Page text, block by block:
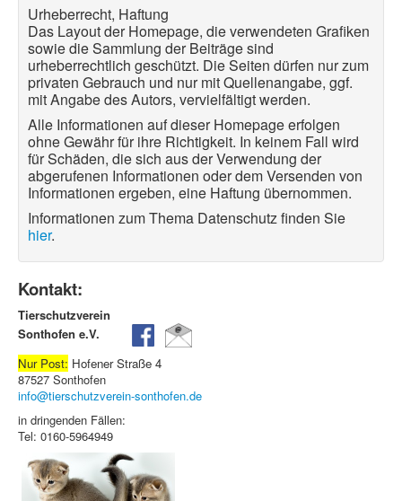
Urheberrecht, Haftung
Das Layout der Homepage, die verwendeten Grafiken
sowie die Sammlung der Beiträge sind
urheberrechtlich geschützt. Die Seiten dürfen nur zum
privaten Gebrauch und nur mit Quellenangabe, ggf.
mit Angabe des Autors, vervielfältigt werden.
Alle Informationen auf dieser Homepage erfolgen
ohne Gewähr für ihre Richtigkeit. In keinem Fall wird
für Schäden, die sich aus der Verwendung der
abgerufenen Informationen oder dem Versenden von
Informationen ergeben, eine Haftung übernommen.
Informationen zum Thema Datenschutz finden Sie
hier.
Kontakt:
Tierschutzverein
Sonthofen e.V.
Nur Post: Hofener Straße 4
87527 Sonthofen
info@tierschutzverein-sonthofen.de
in dringenden Fällen:
Tel: 0160-5964949